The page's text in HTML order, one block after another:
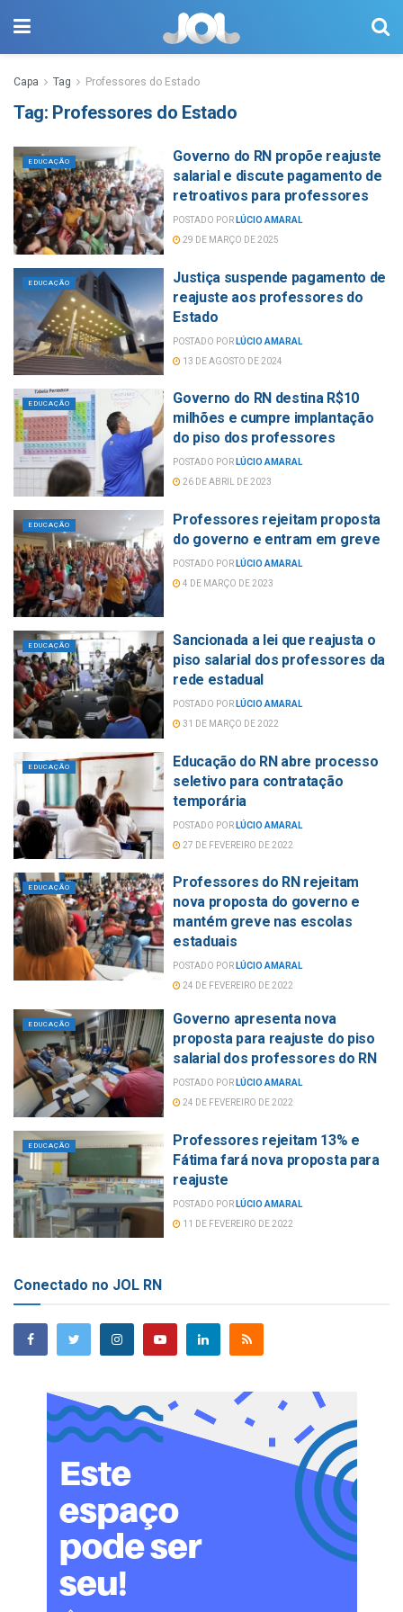
Capa Tag Professores do Estado
Tag: Professores do Estado
EDUCAÇÃO
Governo do RN propõe reajuste
salarial e discute pagamento de
retroativos para professores
POSTADO POR LÚCIO AMARAL
29 DE MARÇO DE 2025
EDUCAÇÃO
Justiça suspende pagamento de
reajuste aos professores do
Estado
POSTADO POR LÚCIO AMARAL
13 DE AGOSTO DE 2024
EDUCAÇÃO
Governo do RN destina R$10
milhões e cumpre implantação
do piso dos professores
POSTADO POR LÚCIO AMARAL
26 DE ABRIL DE 2023
EDUCAÇÃO
Professores rejeitam proposta
do governo e entram em greve
POSTADO POR LÚCIO AMARAL
4 DE MARÇO DE 2023
EDUCAÇÃO
Sancionada a lei que reajusta o
piso salarial dos professores da
rede estadual
POSTADO POR LÚCIO AMARAL
31 DE MARÇO DE 2022
EDUCAÇÃO
Educação do RN abre processo
seletivo para contratação
temporária
POSTADO POR LÚCIO AMARAL
27 DE FEVEREIRO DE 2022
EDUCAÇÃO
Professores do RN rejeitam
nova proposta do governo e
mantém greve nas escolas
estaduais
POSTADO POR LÚCIO AMARAL
24 DE FEVEREIRO DE 2022
EDUCAÇÃO
Governo apresenta nova
proposta para reajuste do piso
salarial dos professores do RN
POSTADO POR LÚCIO AMARAL
24 DE FEVEREIRO DE 2022
EDUCAÇÃO
Professores rejeitam 13% e
Fátima fará nova proposta para
reajuste
POSTADO POR LÚCIO AMARAL
11 DE FEVEREIRO DE 2022
Conectado no JOL RN